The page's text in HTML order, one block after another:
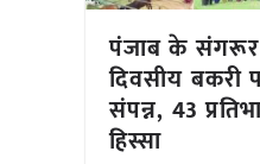
पंजाब के
दिवसीय बकरी
संपन्न, 43
हिस्सा